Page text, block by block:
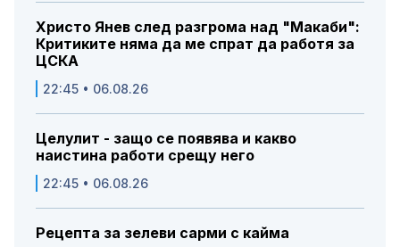
Христо Янев след разгрома над "Макаби":
Критиките няма да ме спрат да работя за
ЦСКА
22:45 • 06.08.26
Целулит - защо се появява и какво
наистина работи срещу него
22:45 • 06.08.26
Рецепта за зелеви сарми с кайма